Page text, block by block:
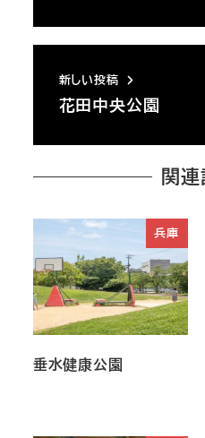
新しい投稿
花田中央公園
関
兵庫
垂水健康公園